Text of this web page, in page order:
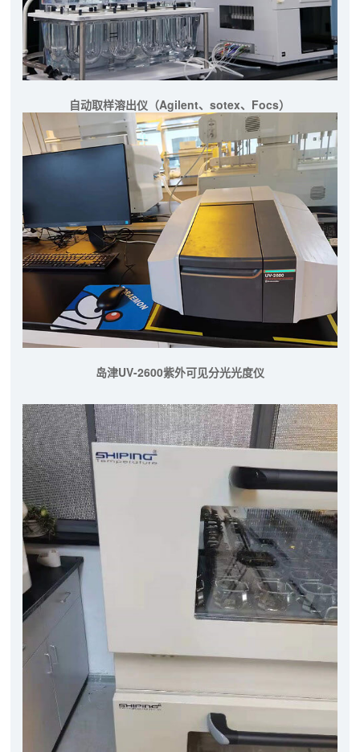
自动取样溶出仪（Agilent、sotex、Focs）
岛津UV-2600紫外可见分光光度仪